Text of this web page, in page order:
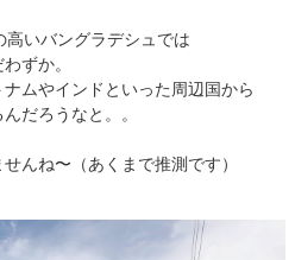
いバングラデシュでは
ずか。
ムやインドといった周辺国から
だろうなと。。
んね〜（あくまで推測です）